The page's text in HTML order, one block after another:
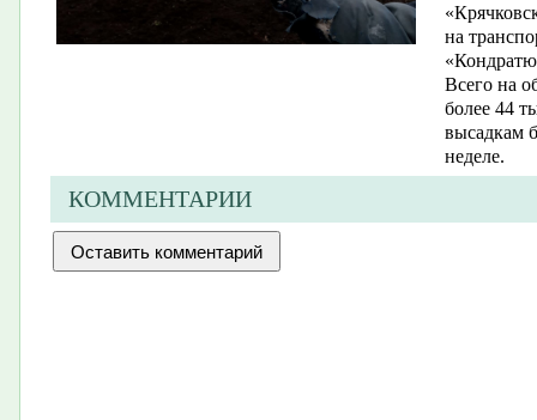
на
Всего на
более 44
высадкам
неделе.
КОММЕНТАРИИ